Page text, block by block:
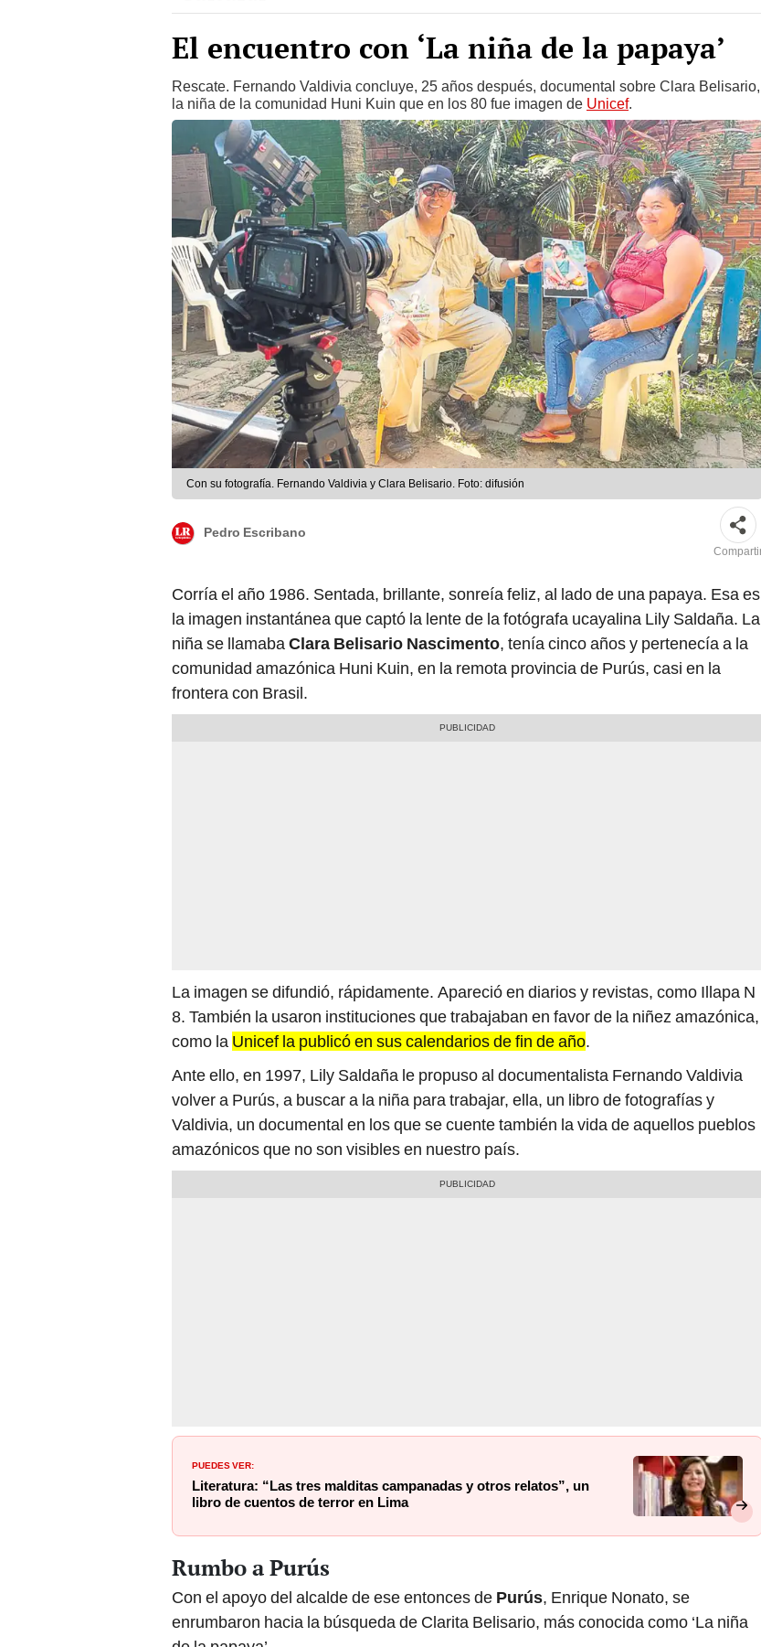
El encuentro con ‘La niña de la papaya’
Rescate. Fernando Valdivia concluye, 25 años después, documental sobre Clara Belisario,
la niña de la comunidad Huni Kuin que en los 80 fue imagen deUnicef.
Con su fotografía. Fernando Valdivia y Clara Belisario. Foto: difusión
Compartir
la imagen instantánea que captó la lente de la fotógrafa ucayalina Lily Saldaña. La
niña se llamabaClara Belisario Nascimento , tenía cinco años y pertenecía a la
comunidad amazónica Huni Kuin, en la remota provincia de Purús, casi en la
frontera con Brasil.
8. También la usaron instituciones que trabajaban en favor de la niñez amazónica,
como laUnicef la publicó en sus calendarios de fin de año.
Ante ello, en 1997, Lily Saldaña le propuso al documentalista Fernando Valdivia
volver a Purús, a buscar a la niña para trabajar, ella, un libro de fotografías y
Valdivia, un documental en los que se cuente también la vida de aquellos pueblos
amazónicos que no son visibles en nuestro país.
Literatura: “Las tres malditas campanadas y otros relatos”, un
libro de cuentos de terror en Lima
Con el apoyo del alcalde de ese entonces de
enrumbaron hacia la búsqueda de Clarita Belisario, más conocida como ‘La niña
de la papaya’.